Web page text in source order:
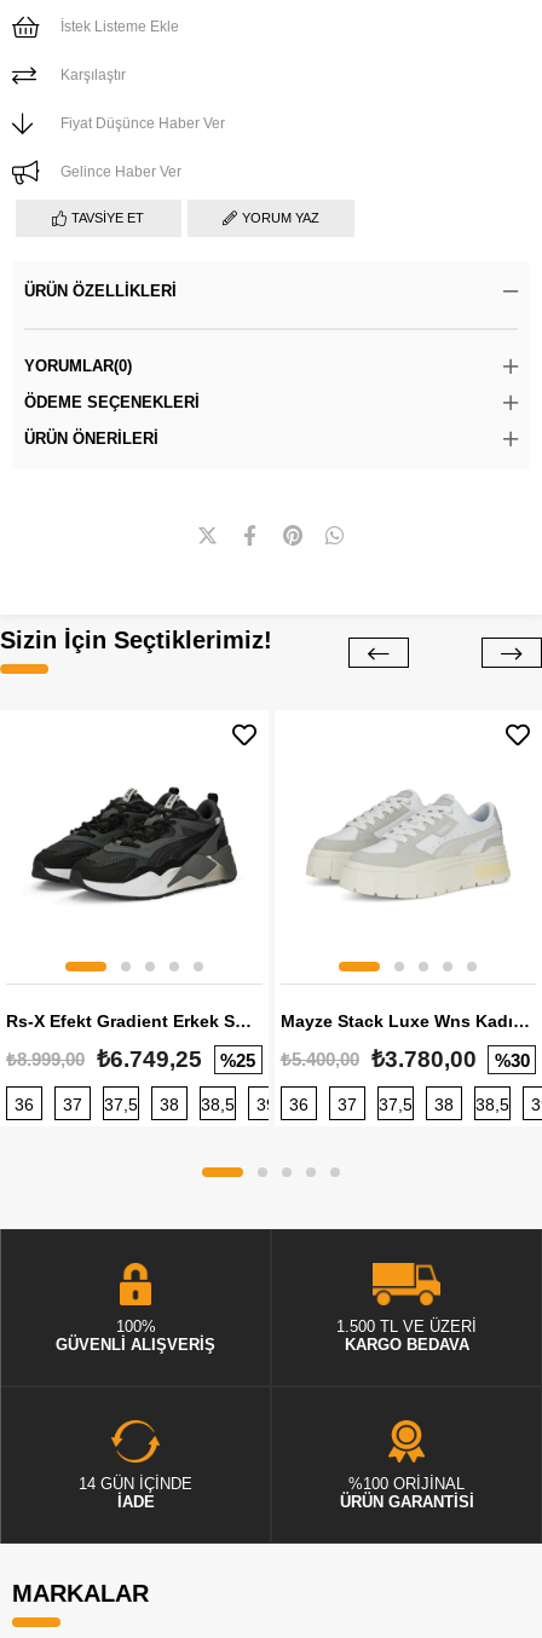
İstek Listeme Ekle
Karşılaştır
Fiyat Düşünce Haber Ver
Gelince Haber Ver
TAVSIYE ET YORUM YAZ
ÜRÜN ÖZELLIKLERI
YORUMLAR(0)
ÖDEME SEÇENEKLERI
ÜRÜN ÖNERILERI
Sizin İçin Seçtiklerimiz!
Rs-X Efekt Gradient Erkek Sneaker
₺8.999,00 ₺6.749,25 %25
36 37 37,5 38 38,5 39 40 40,5 41 42 42,5
Mayze Stack Luxe Wns Kadın Sneaker
₺5.400,00 ₺3.780,00 %30
36 37 37,5 38 38,5
100%
GÜVENLİ ALIŞVERİŞ
1.500 TL VE ÜZERİ
KARGO BEDAVA
14 GÜN İÇİNDE
İADE
%100 ORİJİNAL
ÜRÜN GARANTİSİ
MARKALAR